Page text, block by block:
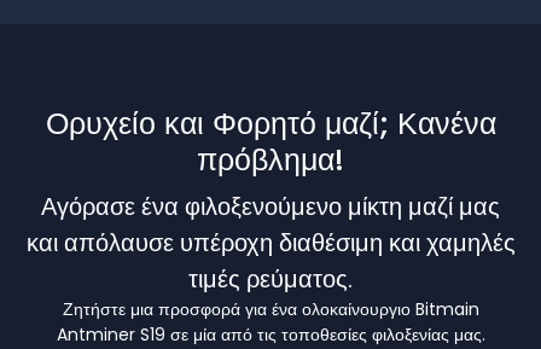
Ορυχείο και Φορητό μαζί; Κανένα
πρόβλημα!
Αγόρασε ένα φιλοξενούμενο μίκτη μαζί μας
και απόλαυσε υπέροχη διαθέσιμη και χαμηλές
τιμές ρεύματος.
Ζητήστε μια προσφορά για ένα ολοκαίνουργιο Bitmain
Antminer S19 σε μία από τις τοποθεσίες φιλοξενίας μας.